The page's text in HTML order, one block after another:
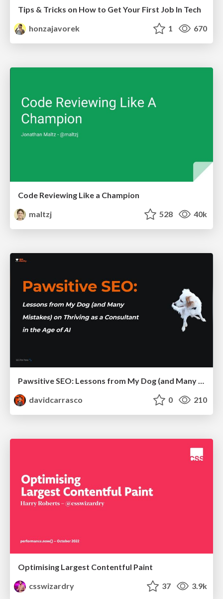
Tips & Tricks on How to Get Your First Job In Tech
honzajavorek
1 670
Code Reviewing Like a Champion
maltzj
528 40k
Pawsitive SEO: Lessons from My Dog (and Many Mistakes) on Thriving as a Consultant in the Age of AI
davidcarrasco
0 210
Optimising Largest Contentful Paint
csswizardry
37 3.9k